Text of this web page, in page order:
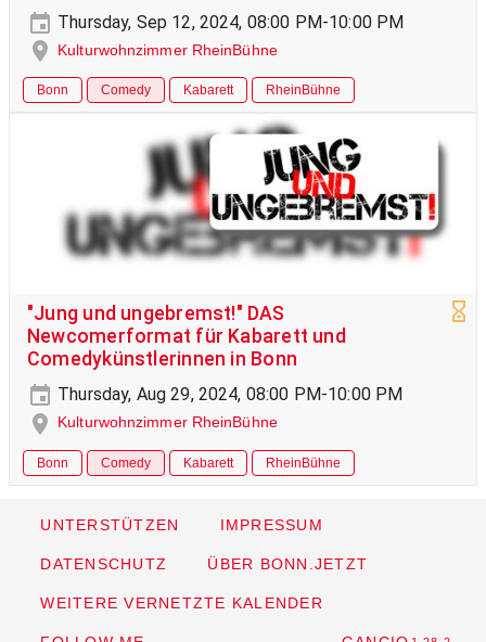
Thursday, Sep 12, 2024, 08:00 PM-10:00 PM
Kulturwohnzimmer RheinBühne
Bonn Comedy Kabarett RheinBühne
"Jung und ungebremst!" DAS
Newcomerformat für Kabarett und
Comedykünstlerinnen in Bonn
Thursday, Aug 29, 2024, 08:00 PM-10:00 PM
Kulturwohnzimmer RheinBühne
Bonn Comedy Kabarett RheinBühne
UNTERSTÜTZEN IMPRESSUM
DATENSCHUTZ ÜBER BONN.JETZT
WEITERE VERNETZTE KALENDER